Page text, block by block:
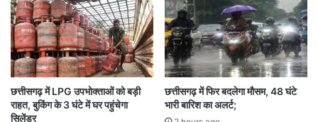
के
लि
ए
म
ह
री
स
छत्तीसगढ़ में LPG उपभोक्ताओं को बड़ी
राहत, बुकिंग के 3 घंटे में घर पहुंचेगा
सिलेंडर
छत्तीसगढ़ में फिर बदलेगा मौसम, 48 घंटे
भारी बारिश का अलर्ट;